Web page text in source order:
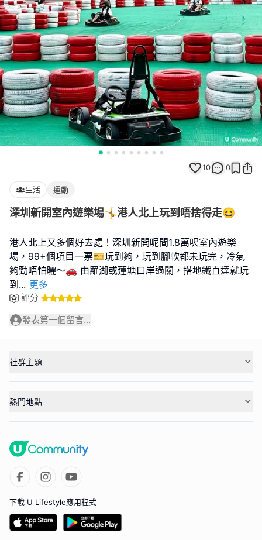
10 0
生活 運動
深圳新開室內遊樂場🤸港人北上玩到唔捨得走😆
港人北上又多個好去處！深圳新開呢間1.8萬呎室內遊樂
場，99+個項目一票🎫玩到夠，玩到腳軟都未玩完，冷氣
夠勁唔怕曬～🚗 由羅湖或蓮塘口岸過關，搭地鐵直達就玩
到 ... 更多
評分
發表第一個留言...
社群主題
熱門地點
下載 U Lifestyle應用程式